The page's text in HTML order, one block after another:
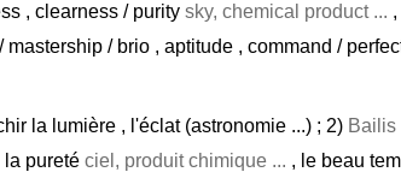
, clearness / purity sky, chemical product ...
mastership / brio , aptitude , command /
la lumière , l'éclat (astronomie ...) ; 2) Bailis
la pureté ciel, produit chimique ... , le beau